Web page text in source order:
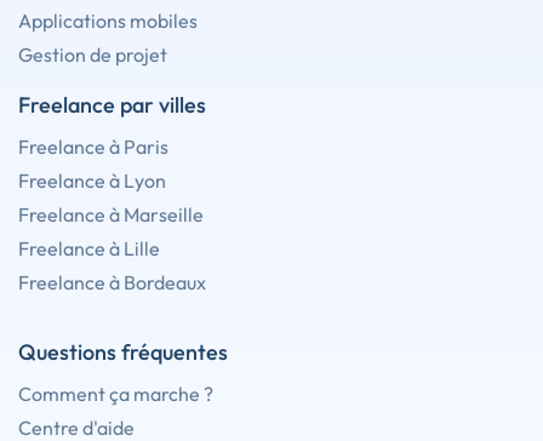
Applications mobiles
Gestion de projet
Freelance par villes
Freelance à Paris
Freelance à Lyon
Freelance à Marseille
Freelance à Lille
Freelance à Bordeaux
Questions fréquentes
Comment ça marche ?
Centre d'aide